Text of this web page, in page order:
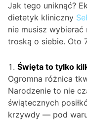
Jak tego uniknąć?
dietetyk kliniczny
nie musisz
troską o siebie. Oto
Święta to tylko
Ogromna różnica
Narodzenie to nie
świątecznych
krzywdy — pod